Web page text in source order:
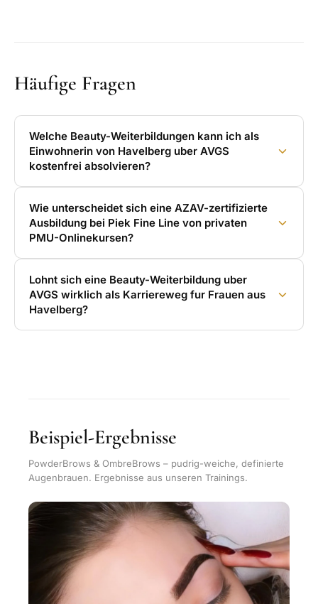
Häufige Fragen
Welche Beauty-Weiterbildungen kann ich als
Einwohnerin von Havelberg uber AVGS
kostenfrei absolvieren?
Wie unterscheidet sich eine AZAV-zertifizierte
Ausbildung bei Piek Fine Line von privaten
PMU-Onlinekursen?
Lohnt sich eine Beauty-Weiterbildung uber
AVGS wirklich als Karriereweg fur Frauen aus
Havelberg?
Beispiel-Ergebnisse
PowderBrows & OmbreBrows – pudrig-weiche, definierte
Augenbrauen. Ergebnisse aus unseren Trainings.